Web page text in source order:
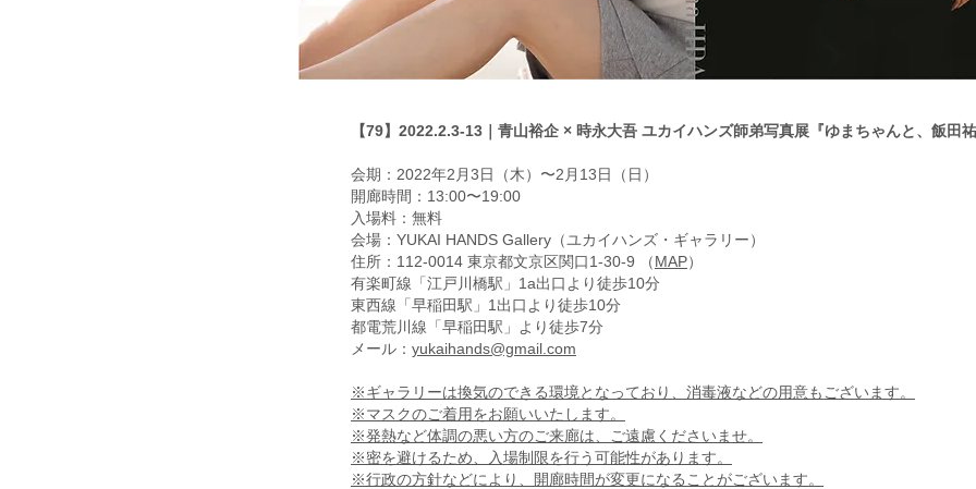
【79】2022.2.3-13｜青山裕企 × 時永大吾 ユカイハンズ師弟写真展『ゆまちゃんと、飯田
会期：2022年2月3日（木）〜2月13日（日）
開廊時間：13:00〜19:00
入場料：無料
会場：YUKAI HANDS Gallery（ユカイハンズ・ギャラリー）
住所：112-0014 東京都文京区関口1-30-9 （MAP）
有楽町線「江戸川橋駅」1a出口より徒歩10分
東西線「早稲田駅」1出口より徒歩10分
都電荒川線「早稲田駅」より徒歩7分
メール： yukaihands@gmail.com
※ギャラリーは換気のできる環境となっており、消毒液などの用意もございます。
※マスクのご着用をお願いいたします。
※発熱など体調の悪い方のご来廊は、ご遠慮くださいませ。
※密を避けるため、入場制限を行う可能性があります。
※行政の方針などにより、開廊時間が変更になることがございます。